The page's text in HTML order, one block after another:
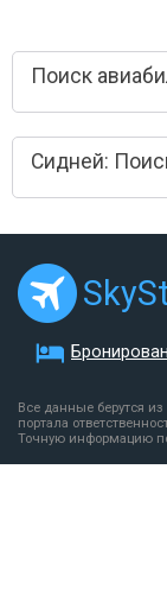
Поиск
Сидней:
Все данные берутся
портала
Точную информацию